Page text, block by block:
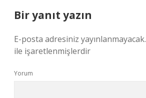
Bir yanıt yazın
E-posta adresiniz yayınlanmayacak.
ile işaretlenmişlerdir
Yorum